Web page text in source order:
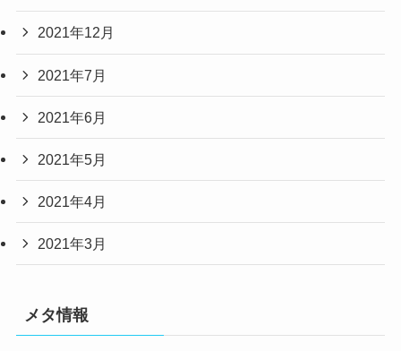
2021年12月
2021年7月
2021年6月
2021年5月
2021年4月
2021年3月
メタ情報